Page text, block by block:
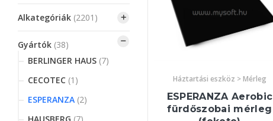
Alkategóriák (2201)
Gyártók (38)
BERLINGER HAUS (7)
CECOTEC (1)
ESPERANZA (2)
Háztartási eszköz > Mérleg
ESPERANZA Aerobic
fürdőszobai mérleg